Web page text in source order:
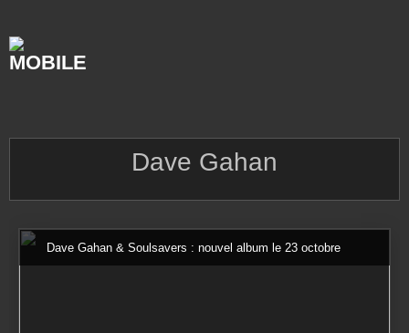
content
Dave Gahan
Dave Gahan & Soulsavers : nouvel album le 23 octobre